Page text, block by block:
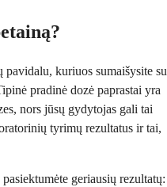
kuriuos sumaišysite su
pradinė dozė paprastai yra
nors jūsų gydytojas gali tai
tyrimų rezultatus ir tai,
geriausių rezultatų: